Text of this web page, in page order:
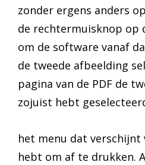
zonder ergens anders
de rechtermuisknop op
om de software vanaf
de tweede afbeelding
pagina van de PDF de
zojuist hebt
het menu dat
hebt om af te drukken.